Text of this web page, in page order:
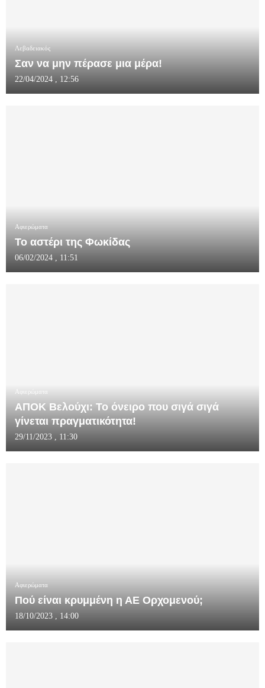
Λεβαδειακός
Σαν να μην πέρασε μια μέρα!
22/04/2024 , 12:56
Αφιερώματα
Το αστέρι της Φωκίδας
06/02/2024 , 11:51
Αφιερώματα
ΑΠΟΚ Βελούχι: Το όνειρο που σιγά σιγά
γίνεται πραγματικότητα!
29/11/2023 , 11:30
Αφιερώματα
Πού είναι κρυμμένη η ΑE Ορχομενού;
18/10/2023 , 14:00